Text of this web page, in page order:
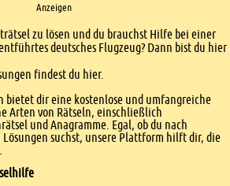
Anzeigen
zu lösen und du brauchst Hilfe bei einer
deutsches Flugzeug? Dann bist du hier
findest du hier.
bietet dir eine kostenlose und umfangreiche
Arten von Rätseln, einschließlich
und Anagramme. Egal, ob du nach
suchst, unsere Plattform hilft dir, die